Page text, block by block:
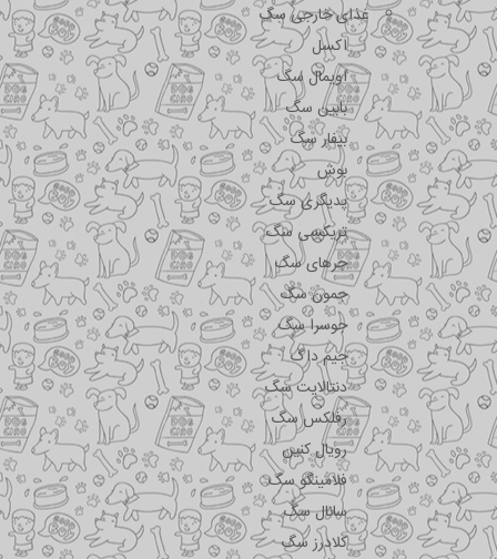
غذای خارجی سگ
اکسل
اویمال سگ
بابین سگ
بیفار سگ
بوش
پدیگری سگ
تریکسی سگ
جرهای سگ
جمون سگ
جوسرا سگ
جیم داگ
دنتالایت سگ
رفلکس سگ
رویال کنین
فلامینگو سگ
سانال سگ
کلادرز سگ